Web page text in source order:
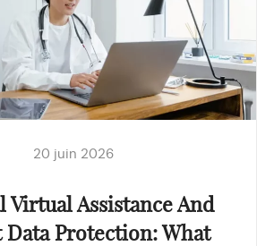
20 juin 2026
Virtual Assistance And
Data Protection: What